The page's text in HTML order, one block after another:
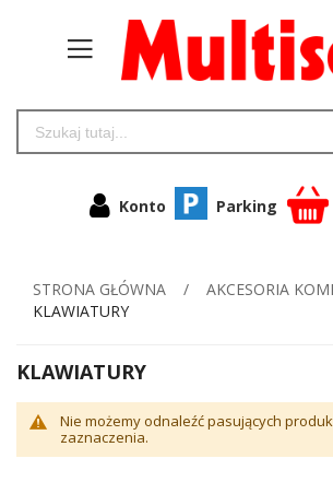
Konto Parking
STRONA GŁÓWNA
AKCESORIA
KLAWIATURY
KLAWIATURY
Nie możemy odnaleźć pasujących
zaznaczenia.